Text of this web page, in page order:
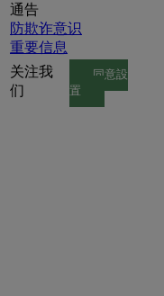
通告
防欺诈意识
重要信息
关注我
们
同意設
置